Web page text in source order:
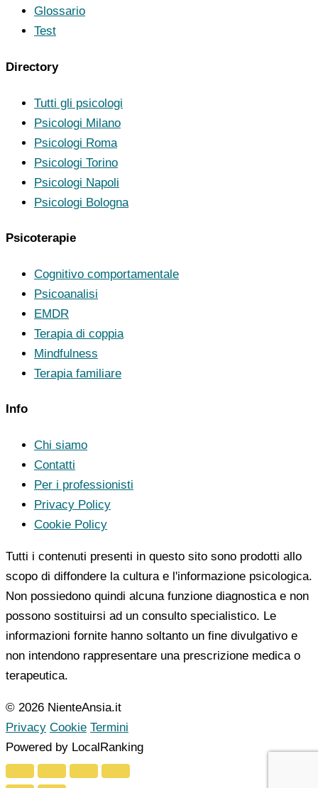
Glossario
Test
Directory
Tutti gli psicologi
Psicologi Milano
Psicologi Roma
Psicologi Torino
Psicologi Napoli
Psicologi Bologna
Psicoterapie
Cognitivo comportamentale
Psicoanalisi
EMDR
Terapia di coppia
Mindfulness
Terapia familiare
Info
Chi siamo
Contatti
Per i professionisti
Privacy Policy
Cookie Policy
Tutti i contenuti presenti in questo sito sono prodotti allo
scopo di diffondere la cultura e l'informazione psicologica.
Non possiedono quindi alcuna funzione diagnostica e non
possono sostituirsi ad un consulto specialistico. Le
informazioni fornite hanno soltanto un fine divulgativo e
non intendono rappresentare una prescrizione medica o
terapeutica.
© 2026 NienteAnsia.it
Privacy Cookie Termini
Powered by LocalRanking